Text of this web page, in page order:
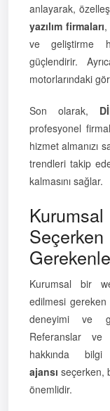
anlayarak,
yazılım firmaları,
ve geliştirme
güçlendirir.
motorlarındaki
Son olarak,
profesyonel
hizmet almanızı
trendleri takip
kalmasını sağlar.
Kurumsal bir
edilmesi
deneyimi ve
Referanslar ve
hakkında
ajansı seçerken,
önemlidir.